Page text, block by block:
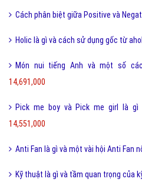
Cách phân biệt giữa Positive và
Holic là gì và cách sử dụng gốc từ
Món nui tiếng Anh và một số
14,691,000
Pick me boy và Pick me girl là
14,551,000
Anti Fan là gì và một vài hội Anti Fan
Kỹ thuật là gì và tầm quan trọng của